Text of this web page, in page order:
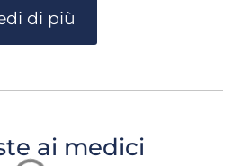
di più
ai medici